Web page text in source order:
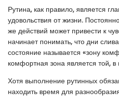
Рутина, как правило, является
удовольствия от жизни.
же действий может привести к
начинает понимать, что дни
состояние называется «зону
комфортная зона является той, в
Хотя выполнение рутинных
находить время для